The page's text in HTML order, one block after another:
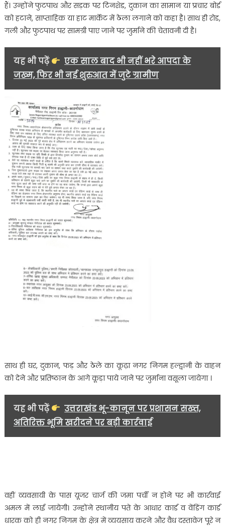
हुवे
जारी….
हैं। उन्होंने फुटपाथ और सड़क पर टिनशेड, दुकान का सामान या प्रचार बोर्ड
को हटाने, साप्ताहिक या हाट मार्केट में ठेला लगाने को कहा है। साथ ही रोड,
गली और फुटपाथ पर सामग्री पाए जाने पर जुर्माने की चेतावनी दी है।
यह भी पढ़ें
एक साल बाद भी नहीं भरे आपदा के
जख्म, फिर भी नई शुरुआत में जुटे ग्रामीण
साथ ही घर, दुकान, फड़ और ठेले का कूढ़ा नगर निगम हल्द्वानी के वाहन
को देने और प्रतिष्ठान के आगे कूड़ा पाये जाने पर जुर्माना वसूला जायेगा ।
यह भी पढ़ें
उत्तराखंड भू-कानून पर प्रशासन सख्त,
अतिरिक्त भूमि खरीदने पर बड़ी कार्रवाई
वहीं व्यवसायी के पास यूजर चार्ज की जमा पर्ची न होने पर भी कार्रवाई
अमल में लाई जायेगी। उन्होंने स्थानीय पते के आधार कार्ड व वेंडिंग कार्ड
धारक को ही नगर निगम के क्षेत्र में व्ययसाय करने और वैध दस्तावेज पूरे न